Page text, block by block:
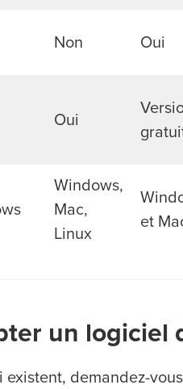
Non Oui
Oui
Windows,
Mac,
Linux
et
un logiciel
demandez-